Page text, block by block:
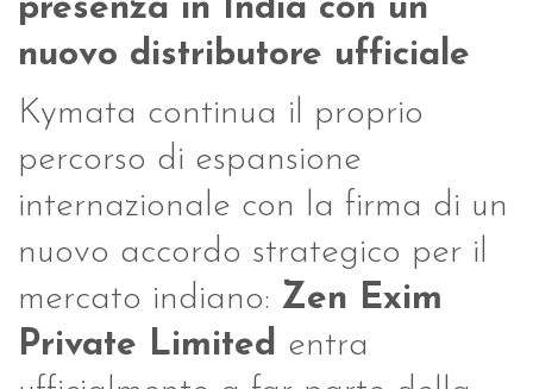
presenza in India con un
nuovo distributore ufficiale
Kymata continua il proprio
percorso di espansione
internazionale con la firma di un
nuovo accordo strategico per il
mercato indiano: Zen Exim
Private Limited entra